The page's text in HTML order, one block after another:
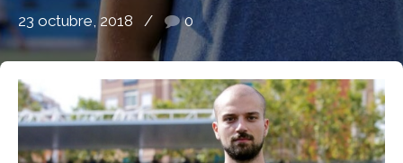
Ll 08950, Barcelona
23 octubre, 2018 0